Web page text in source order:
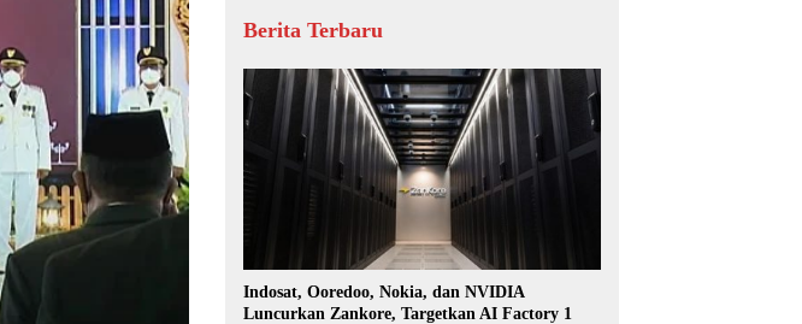
Berita Terbaru
Indosat, Ooredoo, Nokia, dan NVIDIA
Luncurkan Zankore, Targetkan AI Factory 1